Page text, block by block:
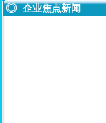
企业焦点新闻